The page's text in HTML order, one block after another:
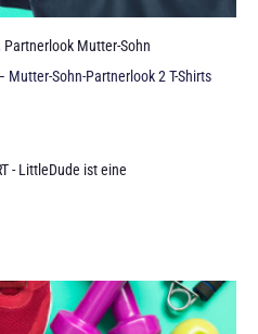
Partnerlook Mutter-Sohn
Sohn-Partnerlook 2 T-Shirts
- LittleDude ist eine